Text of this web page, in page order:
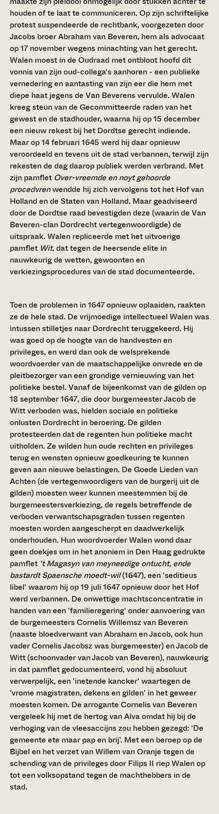
houden of te laat te communiceren. Op zijn schriftelijke
protest suspendeerde de rechtbank, voorgezeten door
Jacobs broer Abraham van Beveren, hem als advocaat
op 17 november wegens minachting van het gerecht.
Walen moest in de Oudraad met ontbloot hoofd dit
vonnis van zijn oud-collega's aanhoren - een publieke
vernedering en aantasting van zijn eer die hem met
diepe haat jegens de Van Beverens vervulde. Walen
kreeg steun van de Gecommitteerde raden van het
gewest en de stadhouder, waarna hij op 15 december
een nieuw rekest bij het Dordtse gerecht indiende.
Maar op 14 februari 1645 werd hij daar opnieuw
veroordeeld en tevens uit de stad verbannen, terwijl zijn
rekesten de dag daarop publiek werden verbrand. Met
zijn pamflet Over-vreemde en noyt gehoorde
procedvrenwendde hij zich vervolgens tot het Hof van
Holland en de Staten van Holland. Maar geadviseerd
door de Dordtse raad bevestigden deze (waarin de Van
Beveren-clan Dordrecht vertegenwoordigde) de
uitspraak. Walen repliceerde met het uitvoerige
pamflet Wit, dat tegen de heersende elite in
nauwkeurig de wetten, gewoonten en
verkiezingsprocedures van de stad documenteerde.
Toen de problemen in 1647 opnieuw oplaaiden, raakten
ze de hele stad. De vrijmoedige intellectueel Walen was
intussen stilletjes naar Dordrecht teruggekeerd. Hij
was goed op de hoogte van de handvesten en
privileges, en werd dan ook de welsprekende
woordvoerder van de maatschappelijke onvrede en de
pleitbezorger van een grondige vernieuwing van het
politieke bestel. Vanaf de bijeenkomst van de gilden op
18 september 1647, die door burgemeester Jacob de
Witt verboden was, hielden sociale en politieke
onlusten Dordrecht in beroering. De gilden
protesteerden dat de regenten hun politieke macht
uitholden. Ze wilden hun oude rechten en privileges
terug en wensten opnieuw goedkeuring te kunnen
geven aan nieuwe belastingen. De Goede Lieden van
Achten (de vertegenwoordigers van de burgerij uit de
gilden) moesten weer kunnen meestemmen bij de
burgemeestersverkiezing, de regels betreffende de
verboden verwantschapsgraden tussen regenten
moesten worden aangescherpt en daadwerkelijk
onderhouden. Hun woordvoerder Walen wond daar
geen doekjes om in het anoniem in Den Haag gedrukte
pamflet 't Magasyn van meyneedige ontucht, ende
bastardt Spaensche moedt-wil(1647), een 'seditieus
libel' waarom hij op 19 juli 1647 opnieuw door het Hof
werd verbannen. De onwettige machtsconcentratie in
handen van een 'familieregering' onder aanvoering van
de burgemeesters Cornelis Willemsz van Beveren
(naaste bloedverwant van Abraham en Jacob, ook hun
vader Cornelis Jacobsz was burgemeester) en Jacob de
Witt (schoonvader van Jacob van Beveren), nauwkeurig
in dat pamflet gedocumenteerd, vond hij absoluut
verwerpelijk, een 'inetende kancker' waartegen de
'vrome magistraten, dekens en gilden' in het geweer
moesten komen. De arrogante Cornelis van Beveren
vergeleek hij met de hertog van Alva omdat hij bij de
verhoging van de vleesaccijns zou hebben gezegd: 'De
gemeente ete maar pap en brij'. Met een beroep op de
Bijbel en het verzet van Willem van Oranje tegen de
schending van de privileges door Filips II riep Walen op
tot een volksopstand tegen de machthebbers in de
stad.